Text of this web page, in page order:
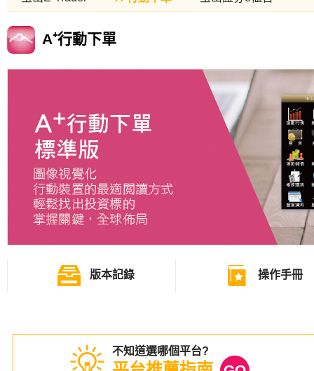
A⁺行動下單
版本記錄 操作手冊
不知道選哪個平台?